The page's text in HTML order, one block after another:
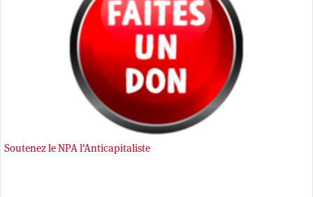
Soutenez le NPA l'Anticapitaliste